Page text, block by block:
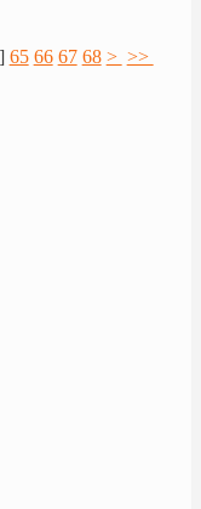
65 66 67 68 > >>